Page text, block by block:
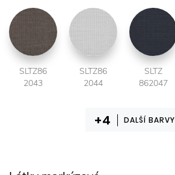
SLTZ86
2043
SLTZ86
2044
SLTZ
862047
DALŠÍ BARVY